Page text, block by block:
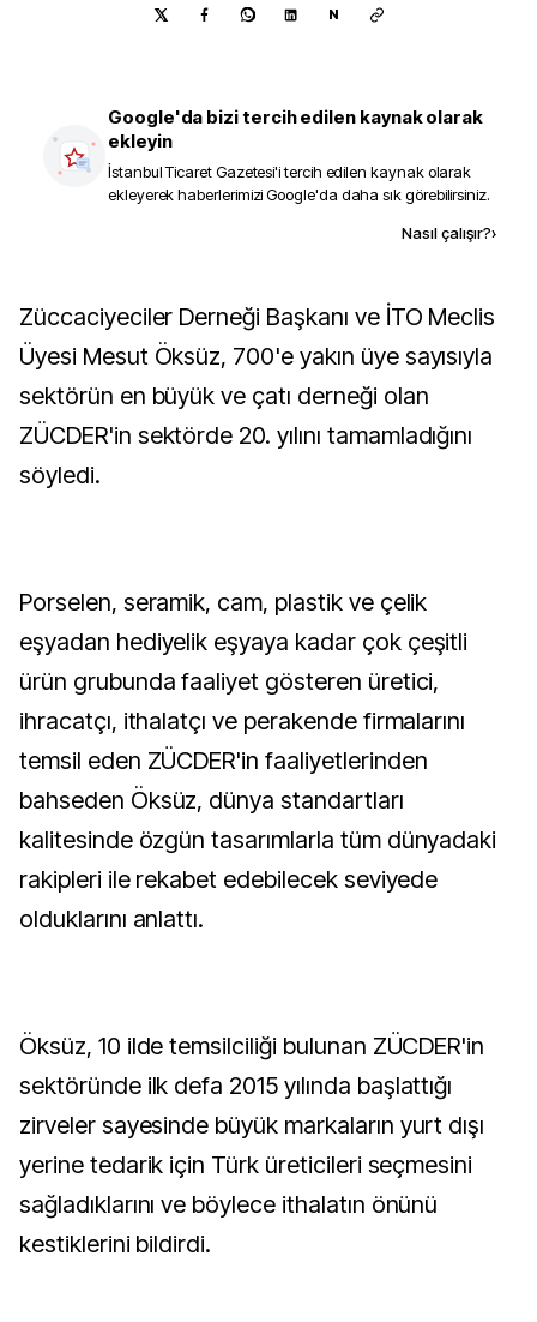
N
Google'da bizi tercih edilen kaynak olarak
ekleyin
İstanbul Ticaret Gazetesi'i tercih edilen kaynak olarak
ekleyerek haberlerimizi Google'da daha sık görebilirsiniz.
Nasıl çalışır?›
Züccaciyeciler Derneği Başkanı ve İTO Meclis
Üyesi Mesut Öksüz, 700'e yakın üye sayısıyla
sektörün en büyük ve çatı derneği olan
ZÜCDER'in sektörde 20. yılını tamamladığını
söyledi.
Porselen, seramik, cam, plastik ve çelik
eşyadan hediyelik eşyaya kadar çok çeşitli
ürün grubunda faaliyet gösteren üretici,
ihracatçı, ithalatçı ve perakende firmalarını
temsil eden ZÜCDER'in faaliyetlerinden
bahseden Öksüz, dünya standartları
kalitesinde özgün tasarımlarla tüm dünyadaki
rakipleri ile rekabet edebilecek seviyede
olduklarını anlattı.
Öksüz, 10 ilde temsilciliği bulunan ZÜCDER'in
sektöründe ilk defa 2015 yılında başlattığı
zirveler sayesinde büyük markaların yurt dışı
yerine tedarik için Türk üreticileri seçmesini
sağladıklarını ve böylece ithalatın önünü
kestiklerini bildirdi.